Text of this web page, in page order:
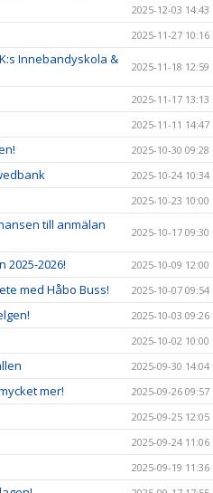
2025-12-03 14:43
2025-11-27 10:16
Innebandyskola &
2025-11-18 12:59
2025-11-17 13:13
2025-11-11 14:47
2025-10-30 09:28
2025-10-24 10:34
2025-10-23 10:00
till anmälan
2025-10-17 09:30
2026! 2025-10-09 12:00
med Håbo Buss! 2025-10-07 09:54
2025-10-03 09:26
2025-10-02 10:00
2025-09-30 14:04
mer! 2025-09-26 09:57
2025-09-25 12:05
2025-09-24 11:06
2025-09-19 11:36